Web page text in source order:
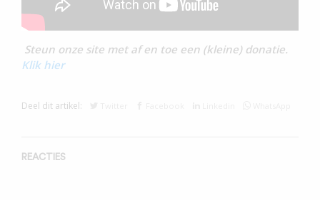
Steun onze site met af en toe een (kleine) donatie.
Klik hier
Deel dit artikel:
REACTIES